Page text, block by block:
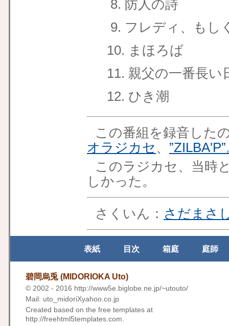
8. 防人の詩
9. フレディ、もし
10. まほろば
11. 親父の一番長い
12. ひき潮
この番組を録音した
オラジカセ 、
このラジカセ、当時
しかった。
さくいん： さだまさ
表紙 目次 箱庭 庭師
碧岡烏兎 (MIDORIOKA Uto)
© 2002 - 2016 http://www5e.biglobe.ne.jp/~utouto/
Mail: uto_midoriXyahoo.co.jp
Created based on the free templates at
http://freehtml5templates.com